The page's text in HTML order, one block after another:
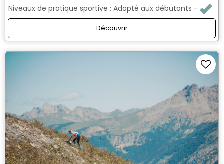
Niveaux de pratique sportive : Adapté aux débutants
Découvrir